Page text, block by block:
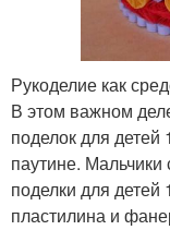
Рукоделие как
В этом важном
поделок для
паутине. Мальчики
поделки для детей
пластилина и